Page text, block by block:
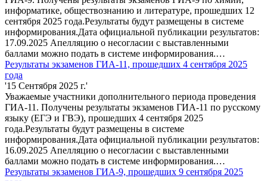
информатике, обществознанию и литературе, прошедших 12
сентября 2025 года.Результаты будут размещены в системе
информирования.Дата официальной публикации результатов:
17.09.2025 Апелляцию о несогласии с выставленными
баллами можно подать в системе информирования.…
Результаты экзаменов ГИА-11, прошедших 4 сентября 2025
года
'15 Сентября 2025 г.'
Уважаемые участники дополнительного периода проведения
ГИА-11. Получены результаты экзаменов ГИА-11 по русскому
языку (ЕГЭ и ГВЭ), прошедших 4 сентября 2025
года.Результаты будут размещены в системе
информирования.Дата официальной публикации результатов:
16.09.2025 Апелляцию о несогласии с выставленными
баллами можно подать в системе информирования.…
Результаты экзаменов ГИА-9, прошедших 9 сентября 2025